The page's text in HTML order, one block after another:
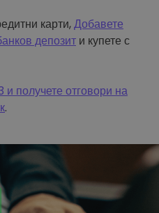
карти,Добавете
депозит и купете с
получете отговори на
.